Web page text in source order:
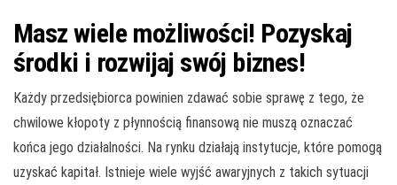
Masz wiele możliwości! Pozyskaj
środki i rozwijaj swój biznes!
Każdy przedsiębiorca powinien zdawać sobie sprawę z tego, że
chwilowe kłopoty z płynnością finansową nie muszą oznaczać
końca jego działalności. Na rynku działają instytucje, które pomogą
uzyskać kapitał. Istnieje wiele wyjść awaryjnych z takich sytuacji